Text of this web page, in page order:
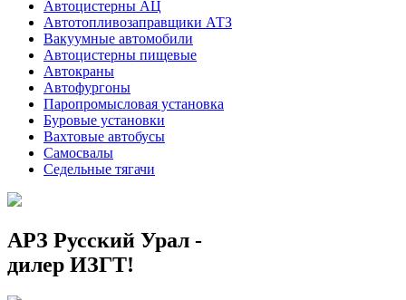
Автоцистерны АЦ
Автотопливозаправщики АТЗ
Вакуумные автомобили
Автоцистерны пищевые
Автокраны
Автофургоны
Паропромысловая установка
Буровые установки
Вахтовые автобусы
Самосвалы
Седельные тягачи
АРЗ Русский Урал -
дилер ИЗГТ!